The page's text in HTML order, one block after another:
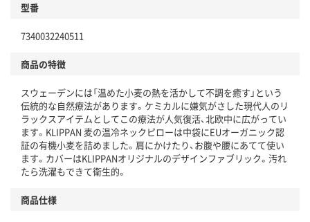
型番
7340032240511
商品の特徴
スウェーデンには「温めた小麦の熱を活かして不調を癒す」という
伝統的な自然療法があります。ケミカルに嫌気がさした現代人のリ
ラックスアイテムとしてこの療法が人気復活、北欧中に広がってい
ます。KLIPPAN 麦の温冷ネックピローは中袋にEUオーガニック認
証の有機小麦を詰めました。肩にかけたり、お腹や腰にあてて使い
ます。カバーはKLIPPANオリジナルのデザインファブリック。汚れ
たら洗濯もできて衛生的。
商品仕様